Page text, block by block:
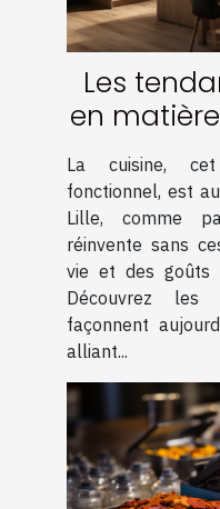
Les
en
de
La cuisine,
fonctionnel, est
Lille, comme
réinvente sans
vie et des goûts
Découvrez les
façonnent
alliant...